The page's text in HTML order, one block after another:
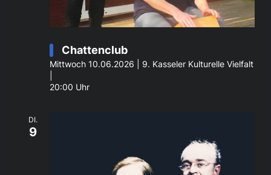
Chattenclub
Mittwoch 10.06.2026 | 9. Kasseler Kulturelle Vielfalt
20:00 Uhr
DI.
9